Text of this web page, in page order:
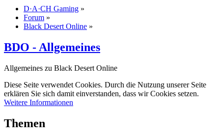
D·A·CH Gaming »
Forum »
Black Desert Online »
BDO - Allgemeines
Allgemeines zu Black Desert Online
Diese Seite verwendet Cookies. Durch die Nutzung unserer Seite
erklären Sie sich damit einverstanden, dass wir Cookies setzen.
Weitere Informationen
Themen